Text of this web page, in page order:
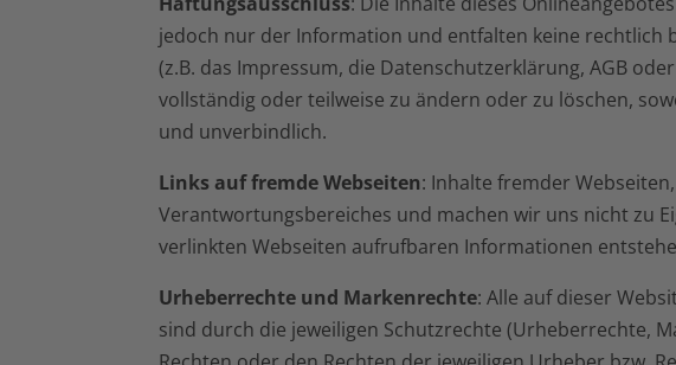
jedoch nur der Information und entfalten keine rechtlich
(z.B. das Impressum, die Datenschutzerklärung, AGB
vollständig oder teilweise zu ändern oder zu löschen,
und unverbindlich.
Links auf fremde Webseiten: Inhalte fremder
Verantwortungsbereiches und machen wir uns nicht zu
verlinkten Webseiten aufrufbaren Informationen
Urheberrechte und Markenrechte: Alle auf dieser
sind durch die jeweiligen Schutzrechte (Urheberrechte,